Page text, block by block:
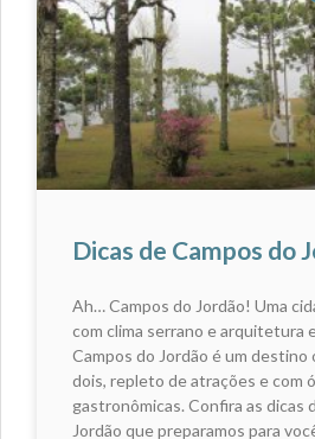
Dicas de Campos do
Ah… Campos do Jordão! Uma
com clima serrano e arquitetura
Campos do Jordão é um destino
dois, repleto de atrações e com
gastronômicas. Confira as dicas
Jordão que preparamos para